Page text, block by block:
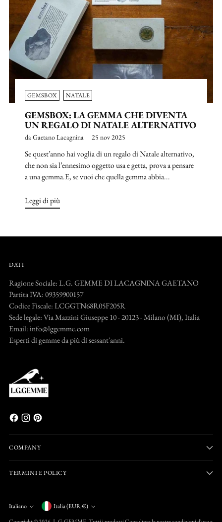
GEMSBOX NATALE
GEMSBOX: LA GEMMA CHE DIVENTA
UN REGALO DI NATALE ALTERNATIVO
da Gaetano Lacagnina 25 nov 2025
Se quest’anno hai voglia di un regalo di Natale alternativo,
che non sia l’ennesimo oggetto usa e getta, prova a pensare
a una gemma.E, se vuoi che quella gemma abbia...
Leggi di più
DATI
Ragione Sociale: L.G. GEMME DI LACAGNINA GAETANO
Partita IVA: 09359900157
Codice Fiscale: LCGGTN68R05F205R
Sede legale: Via Mazzini Giuseppe 10 - 20123 - Milano (MI), Italia
Email: info@lggemme.com
Esperti di gemme da più di sessant'anni.
COMPANY
TERMINI E POLICY
Lingua
Italiano Valuta
Italia (EUR €)